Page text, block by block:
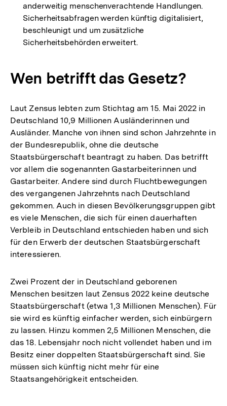
anderweitig menschenverachtende Handlungen.
Sicherheitsabfragen werden künftig digitalisiert,
beschleunigt und um zusätzliche
Sicherheitsbehörden erweitert.
Wen betrifft das Gesetz?
Laut Zensus lebten zum Stichtag am 15. Mai 2022 in
Deutschland 10,9 Millionen Ausländerinnen und
Ausländer. Manche von ihnen sind schon Jahrzehnte in
der Bundesrepublik, ohne die deutsche
Staatsbürgerschaft beantragt zu haben. Das betrifft
vor allem die sogenannten Gastarbeiterinnen und
Gastarbeiter. Andere sind durch Fluchtbewegungen
des vergangenen Jahrzehnts nach Deutschland
gekommen. Auch in diesen Bevölkerungsgruppen gibt
es viele Menschen, die sich für einen dauerhaften
Verbleib in Deutschland entschieden haben und sich
für den Erwerb der deutschen Staatsbürgerschaft
interessieren.
Zwei Prozent der in Deutschland geborenen
Menschen besitzen laut Zensus 2022 keine deutsche
Staatsbürgerschaft (etwa 1,3 Millionen Menschen). Für
sie wird es künftig einfacher werden, sich einbürgern
zu lassen. Hinzu kommen 2,5 Millionen Menschen, die
das 18. Lebensjahr noch nicht vollendet haben und im
Besitz einer doppelten Staatsbürgerschaft sind. Sie
müssen sich künftig nicht mehr für eine
Staatsangehörigkeit entscheiden.